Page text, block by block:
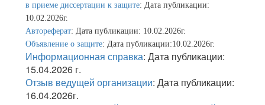
в приеме диссертации к защите: Дата публикации:
10.02.2026г.
Автореферат: Дата публикации: 10.02.2026г.
Объявление о защите: Дата публикации:10.02.2026г.
Информационная справка: Дата публикации:
15.04.2026 г.
Отзыв ведущей организации: Дата публикации:
16.04.2026г.